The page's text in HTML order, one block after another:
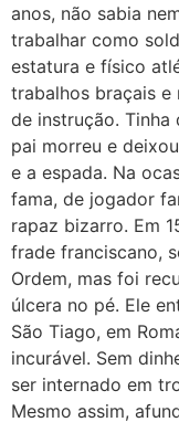
anos, não sabia
trabalhar como
estatura e físico
trabalhos braçais e
de instrução. Tinha
pai morreu e
e a espada. Na
fama, de jogador
rapaz bizarro. Em
frade franciscano,
Ordem, mas foi
úlcera no pé. Ele
São Tiago, em
incurável. Sem
ser internado em
Mesmo assim,